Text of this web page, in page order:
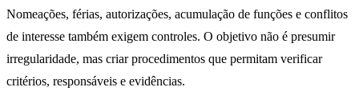
Nomeações, férias, autorizações, acumulação de funções e conflitos
de interesse também exigem controles. O objetivo não é presumir
irregularidade, mas criar procedimentos que permitam verificar
critérios, responsáveis e evidências.